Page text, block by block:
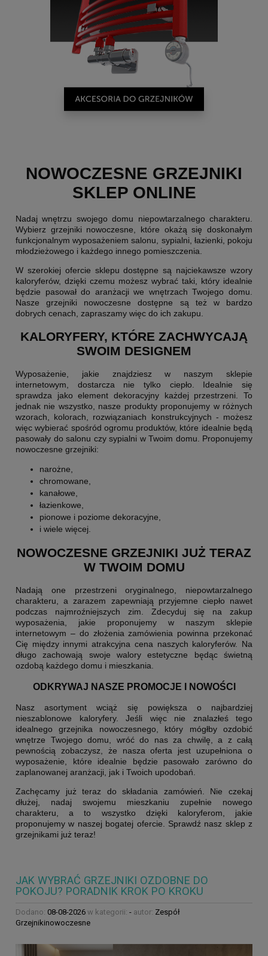
NOWOCZESNE GRZEJNIKI
SKLEP ONLINE
Nadaj wnętrzu swojego domu niepowtarzalnego charakteru.
Wybierz grzejniki nowoczesne, które okażą się doskonałym
funkcjonalnym wyposażeniem salonu, sypialni, łazienki, pokoju
młodzieżowego i każdego innego pomieszczenia.
W szerokiej ofercie sklepu dostępne są najciekawsze wzory
kaloryferów, dzięki czemu możesz wybrać taki, który idealnie
będzie pasował do aranżacji we wnętrzach Twojego domu.
Nasze grzejniki nowoczesne dostępne są też w bardzo
dobrych cenach, zapraszamy więc do ich zakupu.
KALORYFERY, KTÓRE ZACHWYCAJĄ
SWOIM DESIGNEM
Wyposażenie, jakie znajdziesz w naszym sklepie
internetowym, dostarcza nie tylko ciepło. Idealnie się
sprawdza jako element dekoracyjny każdej przestrzeni. To
jednak nie wszystko, nasze produkty proponujemy w różnych
wzorach, kolorach, rozwiązaniach konstrukcyjnych - możesz
więc wybierać spośród ogromu produktów, które idealnie będą
pasowały do salonu czy sypialni w Twoim domu. Proponujemy
nowoczesne grzejniki:
narożne,
chromowane,
kanałowe,
łazienkowe,
pionowe i poziome dekoracyjne,
i wiele więcej.
NOWOCZESNE GRZEJNIKI JUŻ TERAZ
W TWOIM DOMU
Nadają one przestrzeni oryginalnego, niepowtarzalnego
charakteru, a zarazem zapewniają przyjemne ciepło nawet
podczas najmroźniejszych zim. Zdecyduj się na zakup
wyposażenia, jakie proponujemy w naszym sklepie
internetowym – do złożenia zamówienia powinna przekonać
Cię między innymi atrakcyjna cena naszych kaloryferów. Na
długo zachowają swoje walory estetyczne będąc świetną
ozdobą każdego domu i mieszkania.
ODKRYWAJ NASZE PROMOCJE I NOWOŚCI
Nasz asortyment wciąż się powiększa o najbardziej
nieszablonowe kaloryfery. Jeśli więc nie znalazłeś tego
idealnego grzejnika nowoczesnego, który mógłby ozdobić
wnętrze Twojego domu, wróć do nas za chwilę, a z całą
pewnością zobaczysz, że nasza oferta jest uzupełniona o
wyposażenie, które idealnie będzie pasowało zarówno do
zaplanowanej aranżacji, jak i Twoich upodobań.
Zachęcamy już teraz do składania zamówień. Nie czekaj
dłużej, nadaj swojemu mieszkaniu zupełnie nowego
charakteru, a to wszystko dzięki kaloryferom, jakie
proponujemy w naszej bogatej ofercie. Sprawdź nasz sklep z
grzejnikami już teraz!
JAK WYBRAĆ GRZEJNIKI OZDOBNE DO
POKOJU? PORADNIK KROK PO KROKU
Dodano: 08-08-2026 w kategorii: - autor: Zespół
Grzejnikinowoczesne